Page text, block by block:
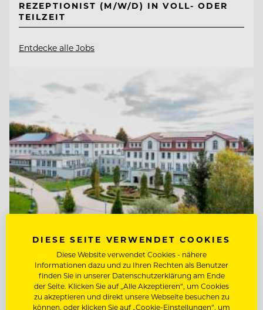
REZEPTIONIST (M/W/D) IN VOLL- ODER
TEILZEIT
Entdecke alle Jobs
Ritter von Kempski Privathotels &
Resorts
DIESE SEITE VERWENDET COOKIES
Diese Website verwendet Cookies - nähere
Informationen dazu und zu Ihren Rechten als Benutzer
finden Sie in unserer Datenschutzerklärung am Ende
der Seite. Klicken Sie auf „Alle Akzeptieren“, um Cookies
zu akzeptieren und direkt unsere Webseite besuchen zu
können, oder klicken Sie auf „Cookie-Einstellungen“, um